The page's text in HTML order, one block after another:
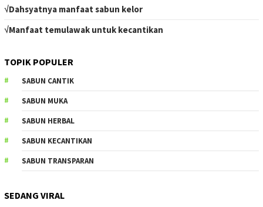
√Dahsyatnya manfaat sabun kelor
√Manfaat temulawak untuk kecantikan
TOPIK POPULER
SABUN CANTIK
SABUN MUKA
SABUN HERBAL
SABUN KECANTIKAN
SABUN TRANSPARAN
SEDANG VIRAL